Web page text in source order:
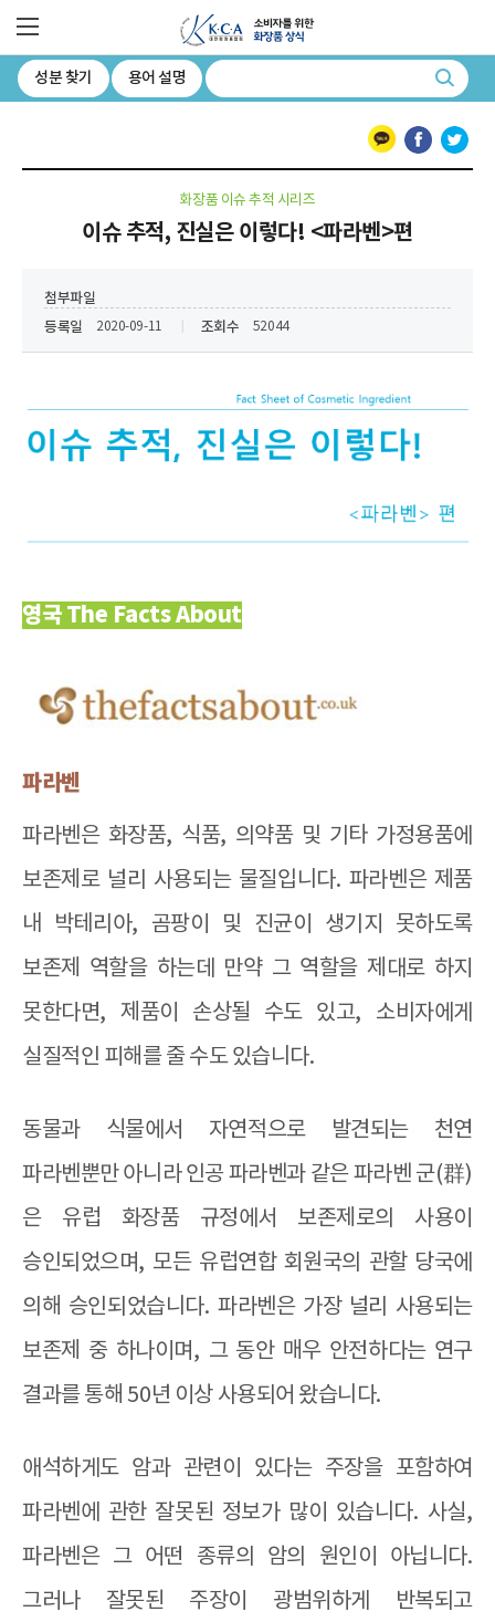
전체메뉴
성분 찾기 용어 설명 검색
페이스북트위터
화장품 이슈 추적 시리즈
이슈 추적, 진실은 이렇다! <파라벤>편
첨부파일
등록일
2020-09-11 조회수 52044
영국 The Facts About
파라벤
파라벤은 화장품, 식품, 의약품 및 기타 가정용품에
보존제로 널리 사용되는 물질입니다. 파라벤은 제품
내 박테리아, 곰팡이 및 진균이 생기지 못하도록
보존제 역할을 하는데 만약 그 역할을 제대로 하지
못한다면, 제품이 손상될 수도 있고, 소비자에게
실질적인 피해를 줄 수도 있습니다.
동물과 식물에서 자연적으로 발견되는 천연
파라벤뿐만 아니라 인공 파라벤과 같은 파라벤 군(群)
은 유럽 화장품 규정에서 보존제로의 사용이
승인되었으며, 모든 유럽연합 회원국의 관할 당국에
의해 승인되었습니다.파라벤은 가장 널리 사용되는
보존제 중 하나이며, 그 동안 매우 안전하다는 연구
결과를 통해 50년 이상 사용되어 왔습니다.
애석하게도 암과 관련이 있다는 주장을 포함하여
파라벤에 관한 잘못된 정보가 많이 있습니다. 사실,
파라벤은 그 어떤 종류의 암의 원인이 아닙니다.
그러나 잘못된 주장이 광범위하게 반복되고